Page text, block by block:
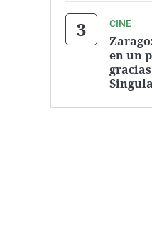
CINE
en un